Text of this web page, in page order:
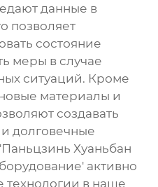
данные в
позволяет
состояние
меры в случае
ситуаций. Кроме
материалы и
создавать
долговечные
Хуаньбан
активно
в наше